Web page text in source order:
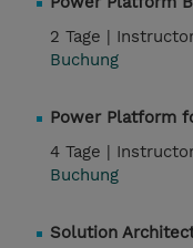
2 Tage |
Buchung
Power Platform
4 Tage |
Buchung
Solution Architect